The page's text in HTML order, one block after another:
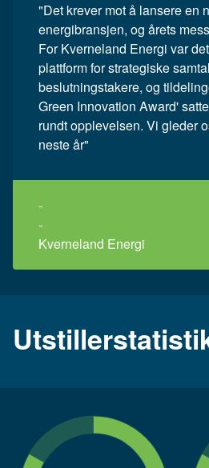
"Det krever mot å lansere en
energibransjen, og årets
For Kverneland Energi var
plattform for strategiske
beslutningstakere, og
Green Innovation Award'
rundt opplevelsen. Vi gleder
neste år"
-
-
Kverneland Energi